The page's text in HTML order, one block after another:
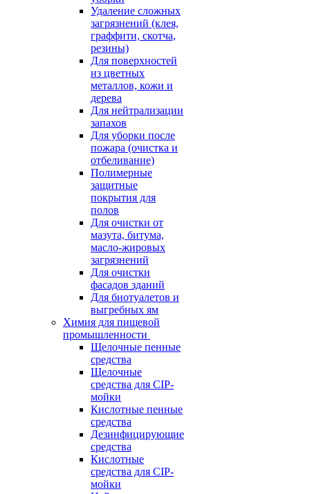
Удаление сложных
загрязнений (клея,
граффити, скотча,
резины)
Для поверхностей
из цветных
металлов, кожи и
дерева
Для нейтрализации
запахов
Для уборки после
пожара (очистка и
отбеливание)
Полимерные
защитные
покрытия для
полов
Для очистки от
мазута, битума,
масло-жировых
загрязнений
Для очистки
фасадов зданий
Для биотуалетов и
выгребных ям
Химия для пищевой
промышленности
Щелочные пенные
средства
Щелочные
средства для CIP-
мойки
Кислотные пенные
средства
Дезинфицирующие
средства
Кислотные
средства для CIP-
мойки